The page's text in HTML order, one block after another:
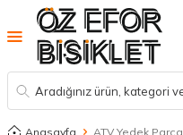
Anasayfa ATV Yedek Parça